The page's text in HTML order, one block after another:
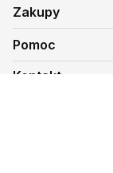
Zakupy
Pomoc
Kontakt